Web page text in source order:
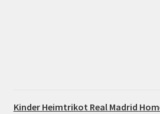
Kinder Heimtrikot Real Madrid